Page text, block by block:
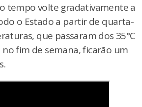
tempo volte gradativamente a
o Estado a partir de quarta-
que passaram dos 35°C
no fim de semana, ficarão um